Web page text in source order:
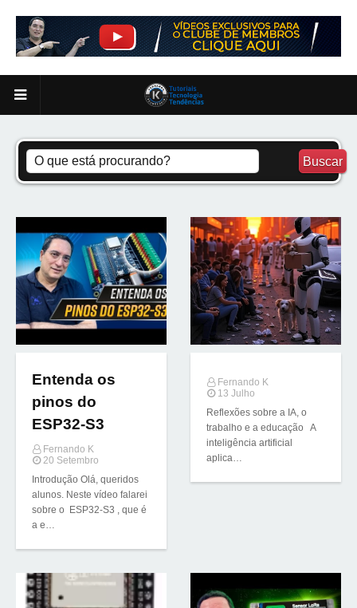
Entenda os
pinos do
ESP32-S3
Fernando K
20 Setembro
Introdução Olá, queridos
alunos. Neste vídeo falarei
sobre o ESP32-S3 , que é
a e…
Fernando K
13 Julho
Reflexões sobre a IA, o
trabalho e a educação A
inteligência artificial
aplica…